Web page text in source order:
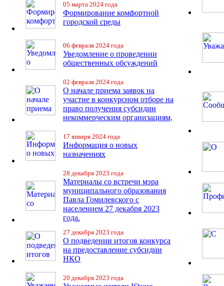
05 марта 2024 года
Формирование комфортной
городской среды
06 февраля 2024 года
Уведомление о проведении
общественных обсуждений
02 февраля 2024 года
О начале приема заявок на
участие в конкурсном отборе на
право получения субсидии
некоммерческим организациям,
17 января 2024 года
Информация о новых
назначениях
28 декабря 2023 года
Материалы со встречи мэра
муниципального образования
Павла Гомилевского с
населением 27 декабря 2023
года.
27 декабря 2023 года
О подведении итогов конкурса
на предоставление субсидии
НКО
20 декабря 2023 года